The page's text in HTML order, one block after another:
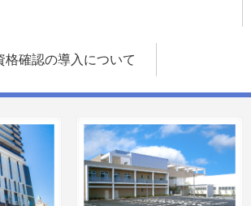
格確認の導入について